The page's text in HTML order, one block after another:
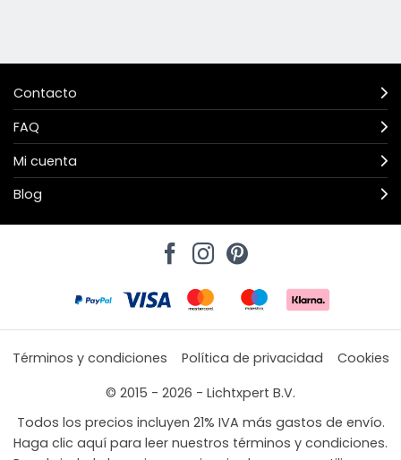
Contacto
FAQ
Mi cuenta
Blog
Términos y condiciones Política de privacidad
Cookies
© 2015 - 2026 - Lichtxpert B.V.
Todos los precios incluyen 21% IVA más gastos de envío.
Haga clic aquí para leer nuestros términos y condiciones.